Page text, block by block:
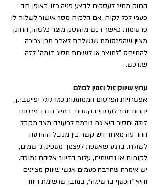
החוק מתיר לעסקים לבצע פניה כזו באופן חד
פעמי לכל לקוח. אם הלקוח מסר אישור לשלוח לו
פרסומות כאשר רכש מהעסק מוצר כלשהו, החוק
מציין שהפרסומת שנשלחת לאחר מכן צריכה
להתייחס "למוצר או לשירות מסוג דומה" לזה
שנרכש.
ערוץ שיווק זול וזמין לכולם
אפשרויות הפרסום הממומנות כמו גוגל ופייסבוק,
יקרות יותר לעסקים קטנים. במייל הדרך פרסום
זולה יחסית היא גם גורמת לפעולה מצד מקבל
ההודעה מאחר ויש קשר בין מקבל ההודעה
לשולח. ברגע שאספת לעצמך מספיק נרשמים,
לקוחות או נרשמים, עלות הדיוור אליהם נמוכה.
יש אימרה שהרבה פעמים אנשי שיווק מציינים
והיא “הכסף ברשימה”, במובן שרשימת דיוור